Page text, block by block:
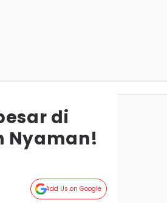
di
Nyaman!
Add Us on Google